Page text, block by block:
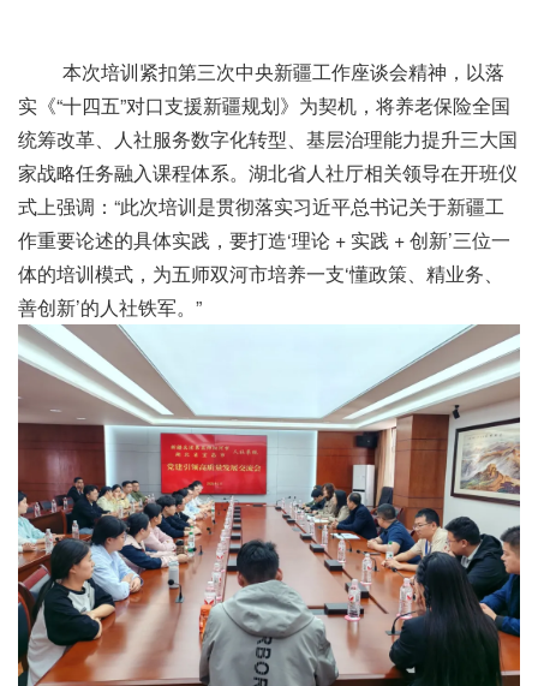
本次培训紧扣第三次中央新疆工作座谈会精神，以落
实《“十四五”对口支援新疆规划》为契机，将养老保险全国
统筹改革、人社服务数字化转型、基层治理能力提升三大国
家战略任务融入课程体系。湖北省人社厅相关领导在开班仪
式上强调：“此次培训是贯彻落实习近平总书记关于新疆工
作重要论述的具体实践，要打造‘理论 + 实践 + 创新’三位一
体的培训模式，为五师双河市培养一支‘懂政策、精业务、
善创新’的人社铁军。”